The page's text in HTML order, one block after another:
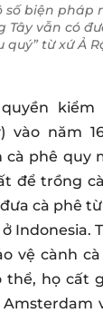
số biện pháp
Tây vẫn có
quý” từ xứ Ả
kiểm
vào năm
phê quy
để trồng
cà phê
Indonesia.
vệ cành
thể, họ cất